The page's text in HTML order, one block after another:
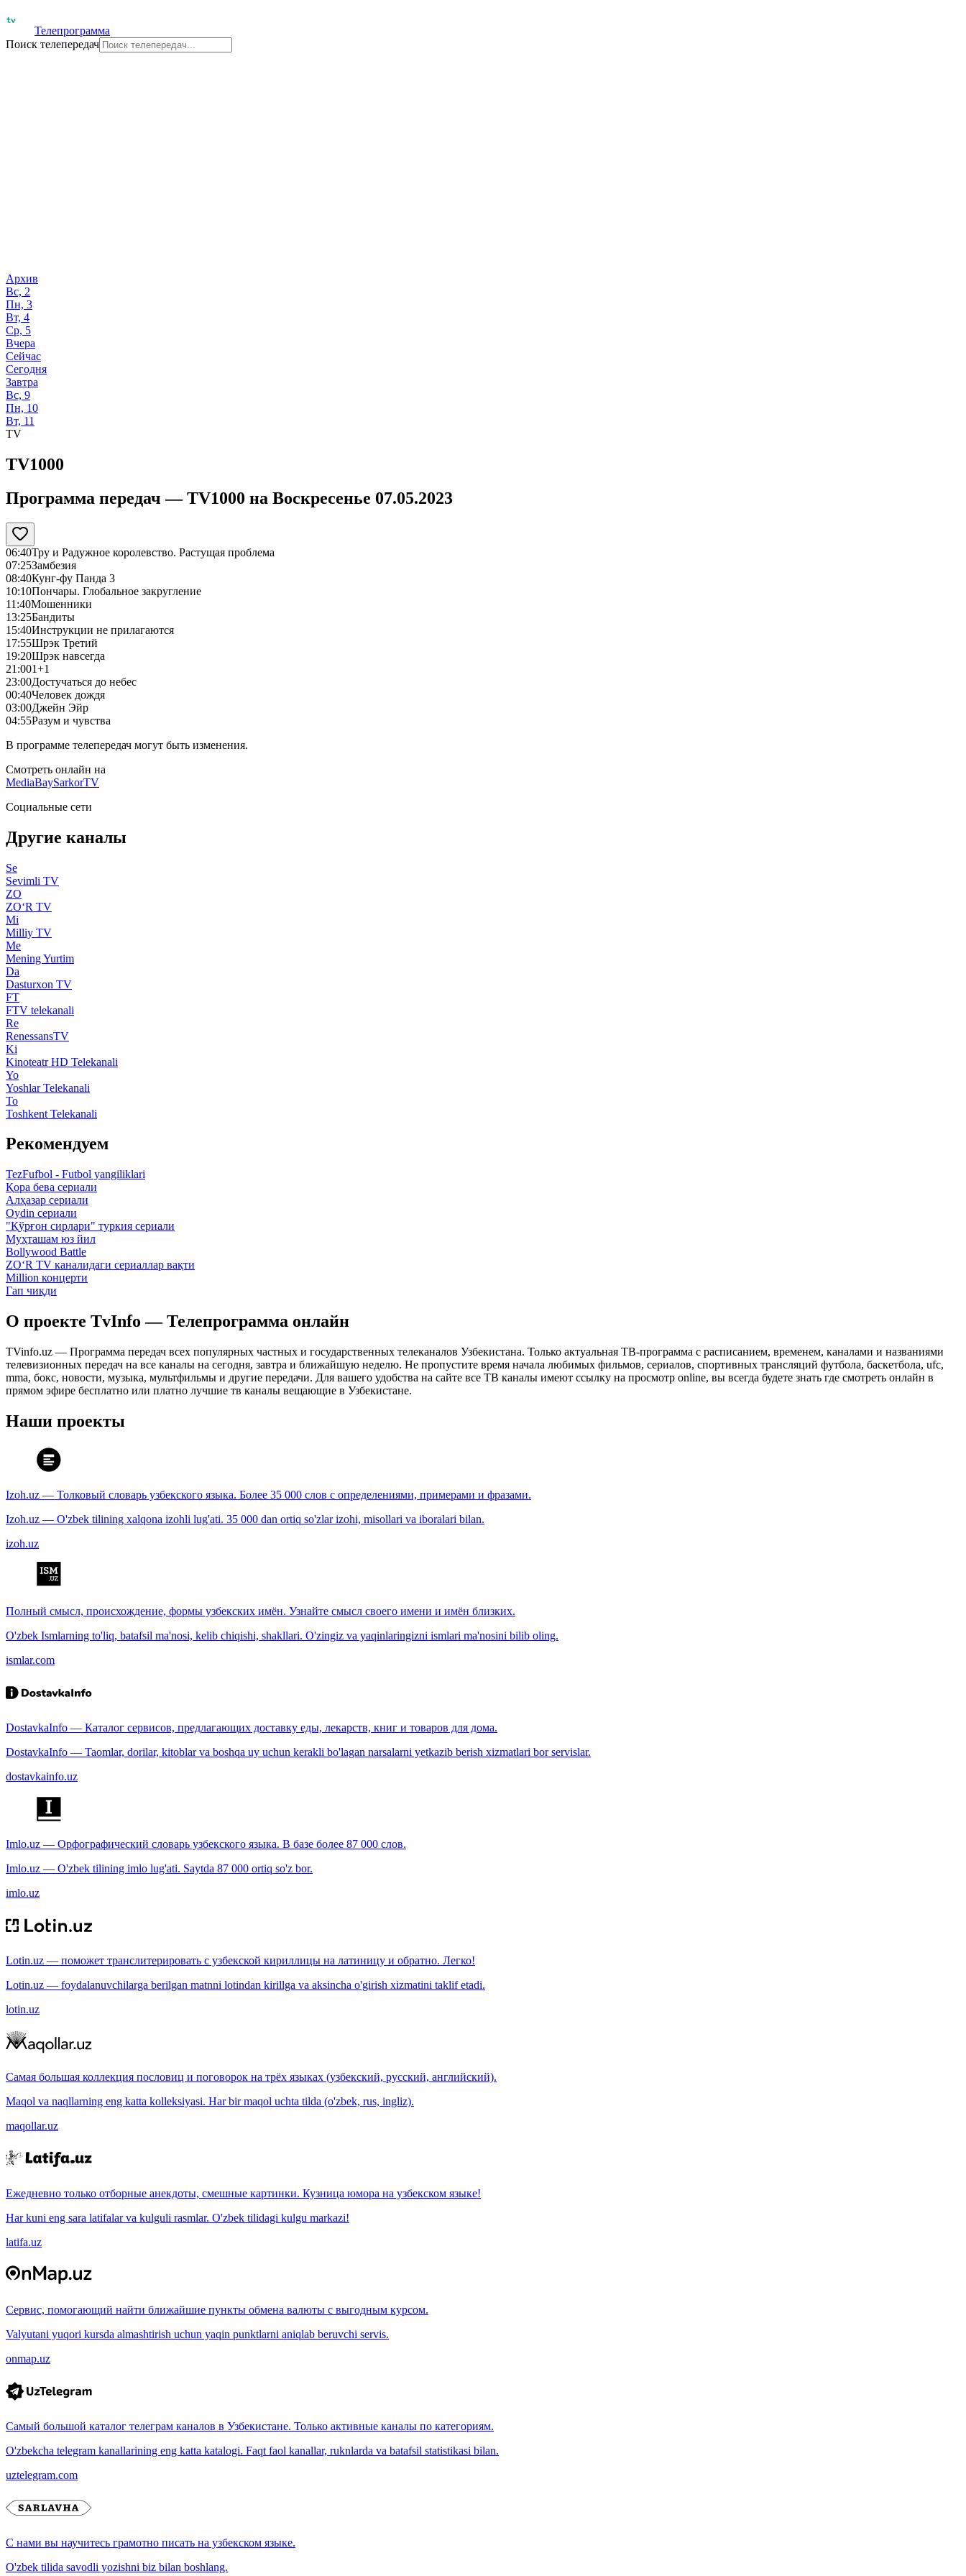
Телепрограмма
Поиск телепередач
Архив
Вс, 2
Пн, 3
Вт, 4
Ср, 5
Вчера
Сейчас
Сегодня
Завтра
Вс, 9
Пн, 10
Вт, 11
TV
TV1000
Программа передач —TV1000 на Воскресенье 07.05.2023
06:40Тру и Радужное королевство. Растущая проблема
07:25Замбезия
08:40Кунг-фу Панда 3
10:10Пончары. Глобальное закругление
11:40Мошенники
13:25Бандиты
15:40Инструкции не прилагаются
17:55Шрэк Третий
19:20Шрэк навсегда
21:001+1
23:00Достучаться до небес
00:40Человек дождя
03:00Джейн Эйр
04:55Разум и чувства
В программе телепередач могут быть изменения.
Смотреть онлайн на
MediaBaySarkorTV
Социальные сети
Другие каналы
Se
Sevimli TV
ZO
ZO‘R TV
Mi
Milliy TV
Me
Mening Yurtim
Da
Dasturxon TV
FT
FTV telekanali
Re
RenessansTV
Ki
Kinoteatr HD Telekanali
Yo
Yoshlar Telekanali
To
Toshkent Telekanali
Рекомендуем
TezFufbol - Futbol yangiliklari
Қора бева сериали
Алҳазар сериали
Oydin сериали
"Қўрғон сирлари" туркия сериали
Муҳташам юз йил
Bollywood Battle
ZO‘R TV каналидаги сериаллар вақти
Million концерти
Гап чиқди
О проекте TvInfo — Телепрограмма онлайн
TVinfo.uz — Программа передач всех популярных частных и государственных телеканалов Узбекистана. Только актуальная ТВ-программа с расписанием, временем, каналами и названиями
телевизионных передач на все каналы на сегодня, завтра и ближайшую неделю. Не пропустите время начала любимых фильмов, сериалов, спортивных трансляций футбола, баскетбола, ufc,
mma, бокс, новости, музыка, мультфильмы и другие передачи. Для вашего удобства на сайте все ТВ каналы имеют ссылку на просмотр online, вы всегда будете знать где смотреть онлайн в
прямом эфире бесплатно или платно лучшие тв каналы вещающие в Узбекистане.
Наши проекты
Izoh.uz — Толковый словарь узбекского языка. Более 35 000 слов с определениями, примерами и фразами.
Izoh.uz — O'zbek tilining xalqona izohli lug'ati. 35 000 dan ortiq so'zlar izohi, misollari va iboralari bilan.
izoh.uz
Полный смысл, происхождение, формы узбекских имён. Узнайте смысл своего имени и имён близких.
O'zbek Ismlarning to'liq, batafsil ma'nosi, kelib chiqishi, shakllari. O'zingiz va yaqinlaringizni ismlari ma'nosini bilib oling.
ismlar.com
DostavkaInfo — Каталог сервисов, предлагающих доставку еды, лекарств, книг и товаров для дома.
DostavkaInfo — Taomlar, dorilar, kitoblar va boshqa uy uchun kerakli bo'lagan narsalarni yetkazib berish xizmatlari bor servislar.
dostavkainfo.uz
Imlo.uz — Орфографический словарь узбекского языка. В базе более 87 000 слов.
Imlo.uz — O'zbek tilining imlo lug'ati. Saytda 87 000 ortiq so'z bor.
imlo.uz
Lotin.uz — поможет транслитерировать с узбекской кириллицы на латиницу и обратно. Легко!
Lotin.uz — foydalanuvchilarga berilgan matnni lotindan kirillga va aksincha o'girish xizmatini taklif etadi.
lotin.uz
Самая большая коллекция пословиц и поговорок на трёх языках (узбекский, русский, английский).
Maqol va naqllarning eng katta kolleksiyasi. Har bir maqol uchta tilda (o'zbek, rus, ingliz).
maqollar.uz
Ежедневно только отборные анекдоты, смешные картинки. Кузница юмора на узбекском языке!
Har kuni eng sara latifalar va kulguli rasmlar. O'zbek tilidagi kulgu markazi!
latifa.uz
Сервис, помогающий найти ближайшие пункты обмена валюты с выгодным курсом.
Valyutani yuqori kursda almashtirish uchun yaqin punktlarni aniqlab beruvchi servis.
onmap.uz
Самый большой каталог телеграм каналов в Узбекистане. Только активные каналы по категориям.
O'zbekcha telegram kanallarining eng katta katalogi. Faqt faol kanallar, ruknlarda va batafsil statistikasi bilan.
uztelegram.com
С нами вы научитесь грамотно писать на узбекском языке.
O'zbek tilida savodli yozishni biz bilan boshlang.